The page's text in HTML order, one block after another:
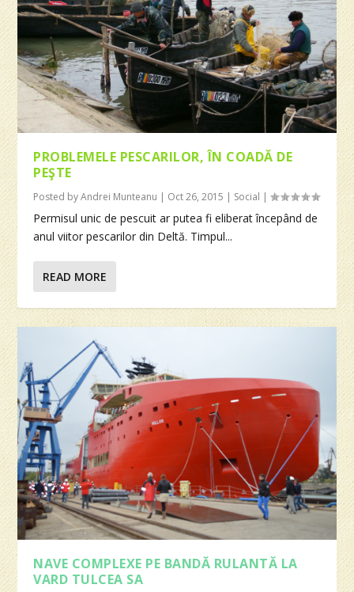
PROBLEMELE PESCARILOR, ÎN COADĂ DE
PEŞTE
Posted byAndrei Munteanu | Oct 26, 2015 | Social |
Permisul unic de pescuit ar putea fi eliberat începând de
anul viitor pescarilor din Deltă. Timpul...
READ MORE
NAVE COMPLEXE PE BANDĂ RULANTĂ LA
VARD TULCEA SA